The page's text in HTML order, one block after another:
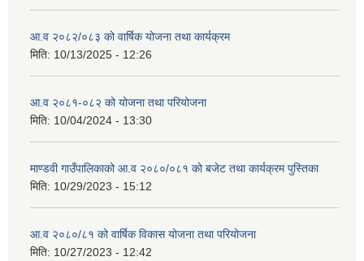
आ.व २०८२/०८३ को वार्षिक योजना तथा कार्यक्रम
मिति: 10/13/2025 - 12:26
आ.व २०८१-०८२ को योजना तथा परियोजना
मिति: 10/04/2024 - 13:30
माण्डवी गाउँपालिकाको आ.व २०८०/०८१ को बजेट तथा कार्यक्रम पुस्तिका
मिति: 10/29/2023 - 15:12
आ.व २०८०/८१ को वार्षिक विकास योजना तथा परियोजना
मिति: 10/27/2023 - 12:42